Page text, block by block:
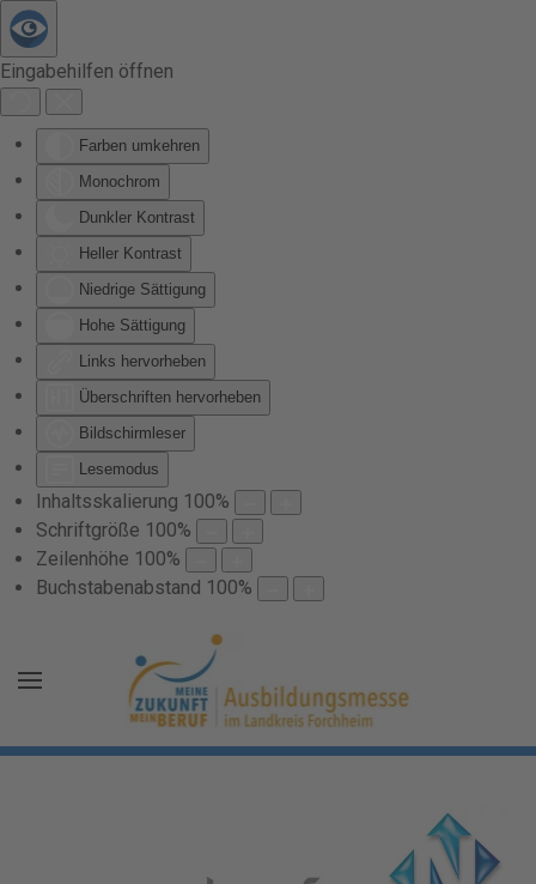
Eingabehilfen öffnen
Farben umkehren
Monochrom
Dunkler Kontrast
Heller Kontrast
Niedrige Sättigung
Hohe Sättigung
Links hervorheben
Überschriften hervorheben
Bildschirmleser
Lesemodus
Inhaltsskalierung 100%
Schriftgröße 100%
Zeilenhöhe 100%
Buchstabenabstand 100%
Zum Hauptinhalt springen